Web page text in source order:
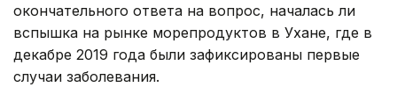
окончательного ответа на вопрос, началась ли
вспышка на рынке морепродуктов в Ухане, где в
декабре 2019 года были зафиксированы первые
случаи заболевания.